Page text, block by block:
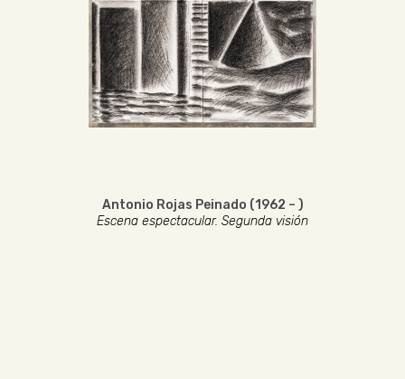
Antonio Rojas Peinado (1962 – )
Escena espectacular. Segunda visión